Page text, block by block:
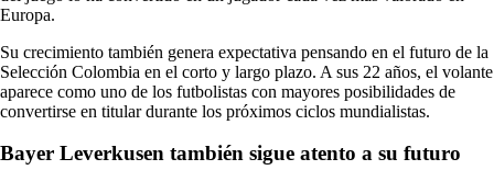
Europa.
Su crecimiento también genera expectativa pensando en el futuro de la
Selección Colombia en el corto y largo plazo. A sus 22 años, el volante
aparece como uno de los futbolistas con mayores posibilidades de
convertirse en titular durante los próximos ciclos mundialistas.
Bayer Leverkusen también sigue atento a su futuro